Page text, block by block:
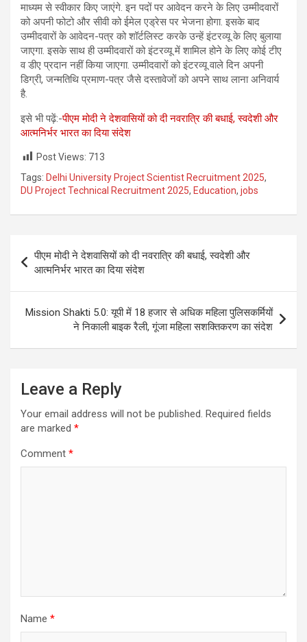
माध्यम से स्वीकार किए जाएंगे. इन पदों पर आवेदन करने के लिए उम्मीदवारों
को अपनी फोटो और सीवी को ईमेल एड्रेस पर भेजना होगा. इसके बाद
उम्मीदवारों के आवेदन-पत्र को शॉर्टलिस्ट करके उन्हें इंटरव्यू के लिए बुलाया
जाएगा. इसके साथ ही उम्मीदवारों को इंटरव्यू में शामिल होने के लिए कोई टीए
व डीए प्रदान नहीं किया जाएगा. उम्मीदवारों को इंटरव्यू वाले दिन अपनी
डिग्री, जन्मतिथि प्रमाण-पत्र जैसे दस्तावेजों को अपने साथ लाना अनिवार्य
है.
इसे भी पढ़ें:-पीएम मोदी ने देशवासियों को दी नवरात्रि की बधाई, स्वदेशी और
आत्मनिर्भर भारत का दिया संदेश
Post Views: 713
Tags: Delhi University Project Scientist Recruitment 2025,
DU Project Technical Recruitment 2025, Education, jobs
Post
navigation
पीएम मोदी ने देशवासियों को दी नवरात्रि की बधाई, स्वदेशी और
आत्मनिर्भर भारत का दिया संदेश
Mission Shakti 5.0: यूपी में 18 हजार से अधिक महिला पुलिसकर्मियों
ने निकाली बाइक रैली, गूंजा महिला सशक्तिकरण का संदेश
Leave a Reply
Your email address will not be published. Required fields
are marked *
Comment *
Name *